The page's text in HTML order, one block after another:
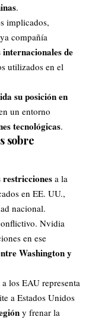
.
implicados,
compañía
de
utilizados en el
su posición en
un entorno
tecnológicas.
sobre
restriccionesa la
en EE. UU.,
nacional.
Nvidia
en ese
Washington y
los EAU representa
a Estados Unidos
y frenar la